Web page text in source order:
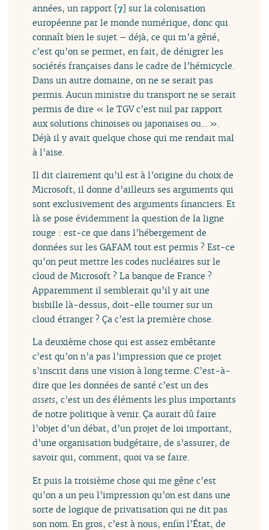
années, un rapport [7] sur la colonisation
européenne par le monde numérique, donc qui
connaît bien le sujet – déjà, ce qui m’a gêné,
c’est qu’on se permet, en fait, de dénigrer les
sociétés françaises dans le cadre de l’hémicycle.
Dans un autre domaine, on ne se serait pas
permis. Aucun ministre du transport ne se serait
permis de dire « le TGV c’est nul par rapport
aux solutions chinoises ou japonaises ou… ».
Déjà il y avait quelque chose qui me rendait mal
à l’aise.
Il dit clairement qu’il est à l’origine du choix de
Microsoft, il donne d’ailleurs ses arguments qui
sont exclusivement des arguments financiers. Et
là se pose évidemment la question de la ligne
rouge : est-ce que dans l’hébergement de
données sur les GAFAM tout est permis ? Est-ce
qu’on peut mettre les codes nucléaires sur le
cloud de Microsoft ? La banque de France ?
Apparemment il semblerait qu’il y ait une
bisbille là-dessus, doit-elle tourner sur un
cloud étranger ? Ça c’est la première chose.
La deuxième chose qui est assez embêtante
c’est qu’on n’a pas l’impression que ce projet
s’inscrit dans une vision à long terme. C’est-à-
dire que les données de santé c’est un des
assets, c’est un des éléments les plus importants
de notre politique à venir. Ça aurait dû faire
l’objet d’un débat, d’un projet de loi important,
d’une organisation budgétaire, de s’assurer, de
savoir qui, comment, quoi va se faire.
Et puis la troisième chose qui me gêne c’est
qu’on a un peu l’impression qu’on est dans une
sorte de logique de privatisation qui ne dit pas
son nom. En gros, c’est à nous, enfin l’État, de